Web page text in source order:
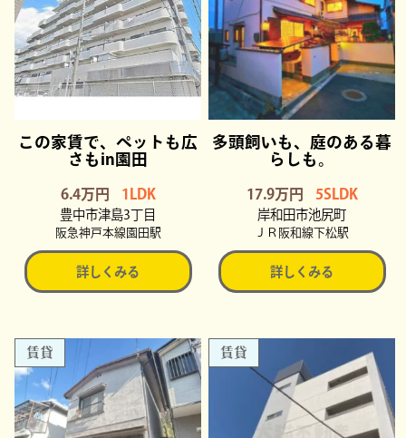
この家賃で、ペットも広
さもin園田
6.4万円 1LDK
豊中市津島3丁目
阪急神戸本線園田駅
詳しくみる
多頭飼いも、庭のある暮
らしも。
17.9万円 5SLDK
岸和田市池尻町
ＪＲ阪和線下松駅
詳しくみる
賃貸 賃貸